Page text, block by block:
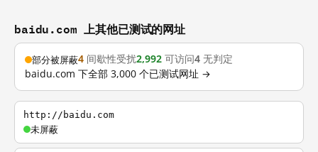
baidu.com 上其他已测试的网址
部分被屏蔽4 间歇性受扰2,992 可访问4 无判定
baidu.com 下全部 3,000 个已测试网址 →
http://baidu.com
未屏蔽